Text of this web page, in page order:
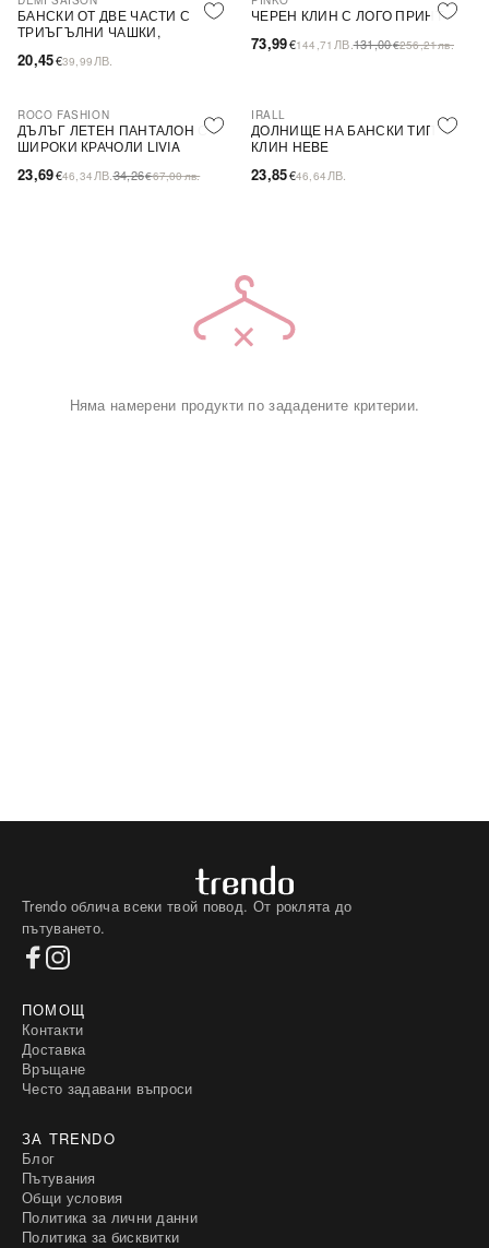
БАНСКИ ОТ ДВЕ ЧАСТИ С
ТРИЪГЪЛНИ ЧАШКИ,
20,45€39,99 ЛВ.
-44%
ЧЕРЕН КЛИН С ЛОГО ПРИНТ
73,99€144,71 ЛВ.131,00€256,21лв.
-31%
ROCO FASHION
ДЪЛЪГ ЛЕТЕН ПАНТАЛОН С
ШИРОКИ КРАЧОЛИ LIVIA
23,69€46,34 ЛВ.34,26€67,00лв.
IRALL
ДОЛНИЩЕ НА БАНСКИ ТИП
КЛИН HEBE
23,85€46,64 ЛВ.
Няма намерени продукти по зададените критерии.
Trendo облича всеки твой повод. От роклята до
пътуването.
ПОМОЩ
Контакти
Доставка
Връщане
Често задавани въпроси
ЗА TRENDO
Блог
Пътувания
Общи условия
Политика за лични данни
Политика за бисквитки